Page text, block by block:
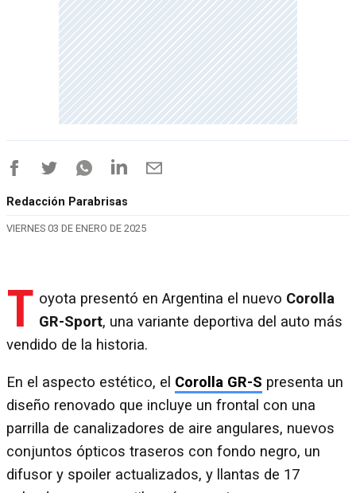
Redacción Parabrisas
VIERNES 03 DE ENERO DE 2025
T oyota presentó en Argentina el nuevo Corolla
GR-Sport, una variante deportiva del auto más
vendido de la historia.
En el aspecto estético, el Corolla GR-S presenta un
diseño renovado que incluye un frontal con una
parrilla de canalizadores de aire angulares, nuevos
conjuntos ópticos traseros con fondo negro, un
difusor y spoiler actualizados, y llantas de 17